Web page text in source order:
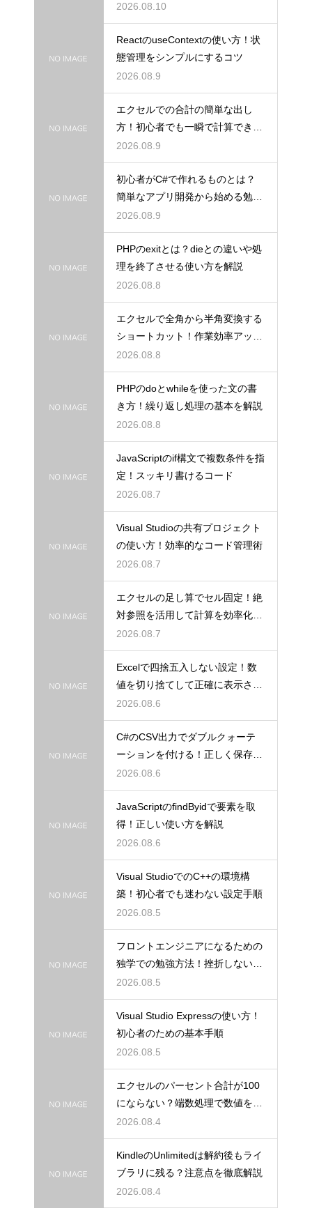
策
2026.08.10
ReactのuseContextの使い方！状
態管理をシンプルにするコツ
2026.08.9
エクセルでの合計の簡単な出し
方！初心者でも一瞬で計算できる
秘訣
2026.08.9
初心者がC#で作れるものとは？
簡単なアプリ開発から始める勉強
法！
2026.08.9
PHPのexitとは？dieとの違いや処
理を終了させる使い方を解説
2026.08.8
エクセルで全角から半角変換する
ショートカット！作業効率アップ
術
2026.08.8
PHPのdoとwhileを使った文の書
き方！繰り返し処理の基本を解説
2026.08.8
JavaScriptのif構文で複数条件を指
定！スッキリ書けるコード
2026.08.7
Visual Studioの共有プロジェクト
の使い方！効率的なコード管理術
2026.08.7
エクセルの足し算でセル固定！絶
対参照を活用して計算を効率化し
よう
2026.08.7
Excelで四捨五入しない設定！数
値を切り捨てして正確に表示させ
るコツ
2026.08.6
C#のCSV出力でダブルクォーテ
ーションを付ける！正しく保存す
るコツ
2026.08.6
JavaScriptのfindByidで要素を取
得！正しい使い方を解説
2026.08.6
Visual StudioでのC++の環境構
築！初心者でも迷わない設定手順
2026.08.5
フロントエンジニアになるための
独学での勉強方法！挫折しない学
習計画
2026.08.5
Visual Studio Expressの使い方！
初心者のための基本手順
2026.08.5
エクセルのパーセント合計が100
にならない？端数処理で数値を合
わせる技
2026.08.4
KindleのUnlimitedは解約後もライ
ブラリに残る？注意点を徹底解説
2026.08.4